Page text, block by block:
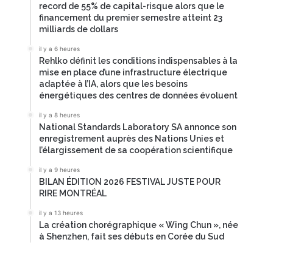
record de 55% de capital-risque alors que le
financement du premier semestre atteint 23
milliards de dollars
il y a 6 heures
Rehlko définit les conditions indispensables à la
mise en place d’une infrastructure électrique
adaptée à l’IA, alors que les besoins
énergétiques des centres de données évoluent
il y a 8 heures
National Standards Laboratory SA annonce son
enregistrement auprès des Nations Unies et
l’élargissement de sa coopération scientifique
il y a 9 heures
BILAN ÉDITION 2026 FESTIVAL JUSTE POUR
RIRE MONTRÉAL
il y a 13 heures
La création chorégraphique « Wing Chun », née
à Shenzhen, fait ses débuts en Corée du Sud